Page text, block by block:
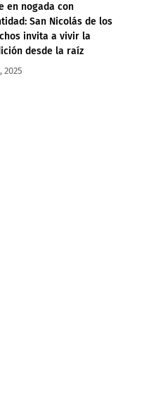
en nogada con
San Nicolás de los
invita a vivir la
desde la raíz
2025